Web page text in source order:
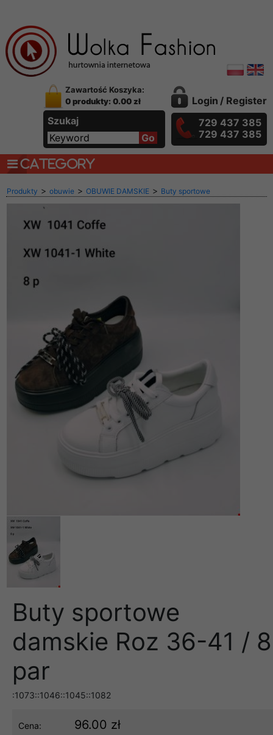
Zawartość Koszyka:
0 produkty: 0.00 zł
Szukaj
Login / Register
729 437 385
729 437 385
CATEGORY
Produkty > obuwie > OBUWIE DAMSKIE > Buty sportowe
Buty sportowe
damskie Roz 36-41 / 8
par
:1073::1046::1045::1082
Cena: 96.00 zł